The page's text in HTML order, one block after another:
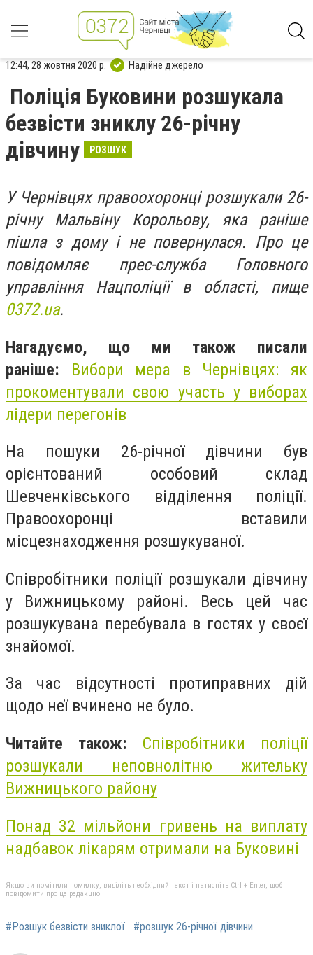
12:44, 28 жовтня 2020 р. Надійне джерело
Поліція Буковини розшукала
безвісти зниклу 26-річну
дівчину
РОЗШУК
У Чернівцях правоохоронці розшукали 26-
річну Мальвіну Корольову, яка раніше
пішла з дому і не повернулася. Про це
повідомляє прес-служба Головного
управління Нацполіції в області, пище
0372.ua.
Нагадуємо, що ми також писали
раніше: Вибори мера в Чернівцях: як
прокоментували свою участь у виборах
лідери перегонів
На пошуки 26-річної дівчини був
орієнтований особовий склад
Шевченківського відділення поліції.
Правоохоронці вставили
місцезнаходження розшукуваної.
Співробітники поліції розшукали дівчину
у Вижницькому районі. Весь цей час
розшукувана перебувала в гостях у своєї
знайомої.
За час відсутності протиправних дій
щодо неї вчинено не було.
Читайте також: Співробітники поліції
розшукали неповнолітню жительку
Вижницького району
Понад 32 мільйони гривень на виплату
надбавок лікарям отримали на Буковині
Якщо ви помітили помилку, виділіть необхідний текст і натисніть Ctrl + Enter, щоб
повідомити про це редакцію
#Розшук безвісти зниклої #розшук 26-річної дівчини